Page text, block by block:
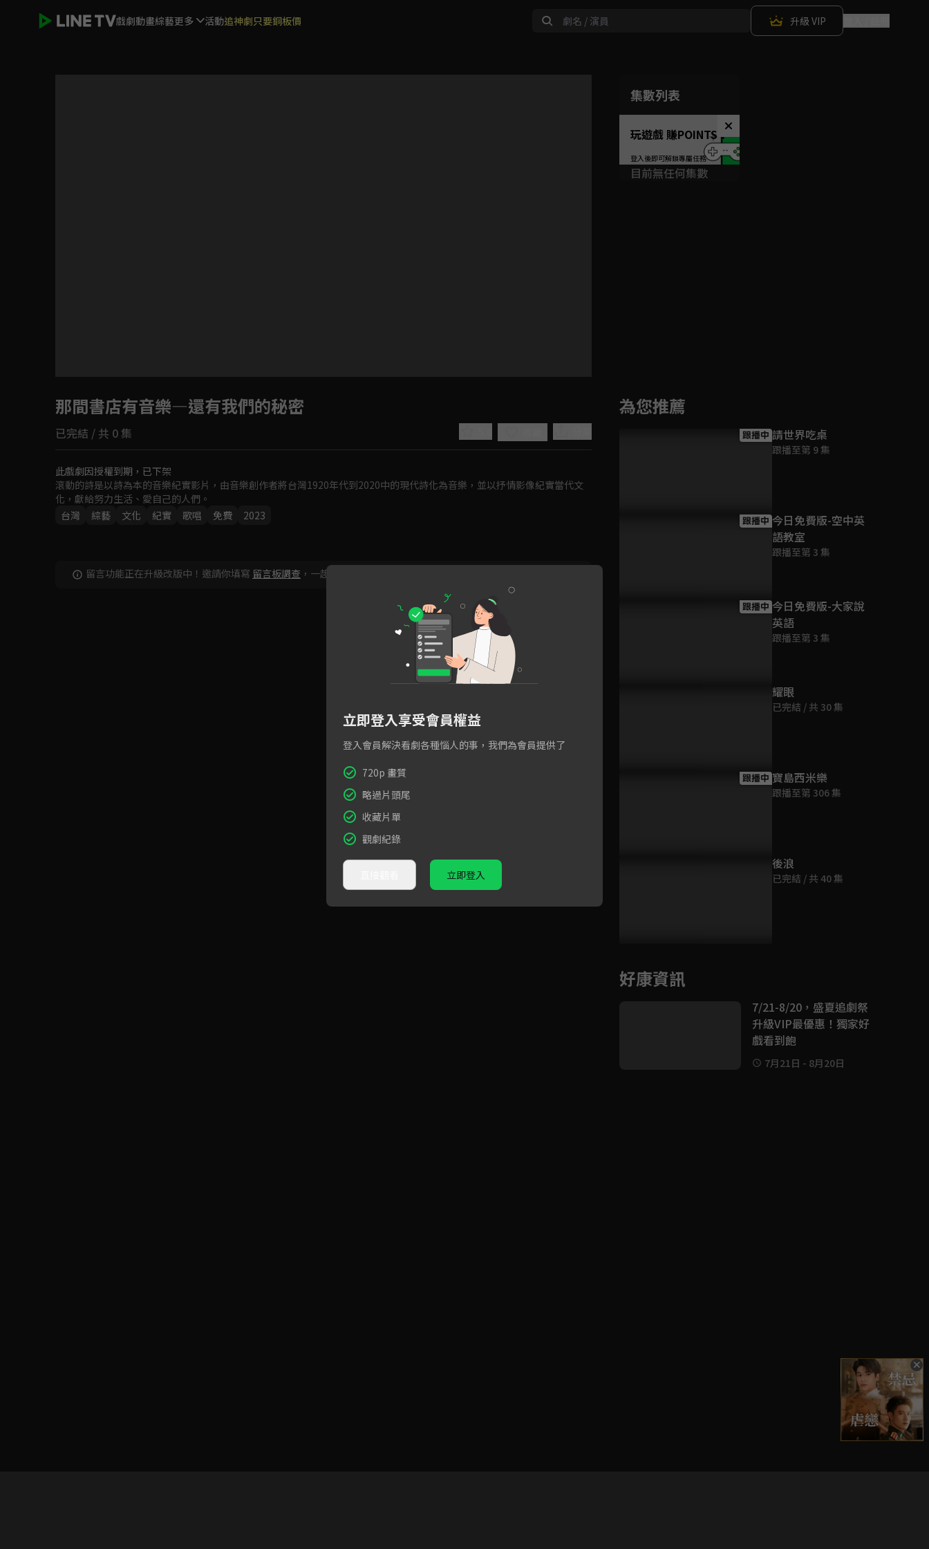
戲劇動畫綜藝更多 活動追神劇只要銅板價 升級 VIP
Video
如有不便請見諒
集數列表
玩遊戲 賺POINTS！
目前無任何集數
那間書店有音樂—還有我們的秘密
已完結 / 共 0 集
此戲劇因授權到期，已下架
滾動的詩是以詩為本的音樂紀實影片，由音樂創作者將台灣1920年代到2020中的現代詩化為音樂，並以抒情影像紀實當代文
化，獻給努力生活、愛自己的人們。
台灣
綜藝 文化 紀實 歌唱 免費 2023
留言功能正在升級改版中！邀請你填寫 留言板調查 ，一起共創新版留言功能！
為您推薦
跟播中 請世界吃桌
跟播至第 9 集
跟播中 今日免費版-空中英
語教室
跟播至第 3 集
跟播中 今日免費版-大家說
英語
跟播至第 3 集
耀眼
已完結 / 共 30 集
跟播中 寶島西米樂
跟播至第 306 集
後浪
已完結 / 共 40 集
好康資訊
7/21-8/20，盛夏追劇祭
升級VIP最優惠！獨家好
戲看到飽
7月21日 - 8月20日
立即登入享受會員權益
登入會員解決看劇各種惱人的事，我們為會員提供了
720p 畫質
略過片頭尾
收藏片單
觀劇紀錄
立即登入